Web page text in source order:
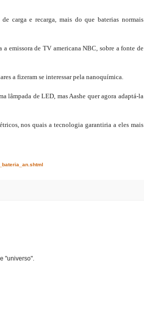
carga e recarga, mais do que baterias normais
emissora de TV americana NBC, sobre a fonte de
a fizeram se interessar pela nanoquímica.
lâmpada de LED, mas Aashe quer agora adaptá-la
nos quais a tecnologia garantiria a eles mais
"universo".